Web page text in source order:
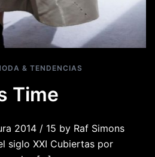
& TENDENCIAS
Time
2014 / 15 by Raf Simons
siglo XXI Cubiertas por